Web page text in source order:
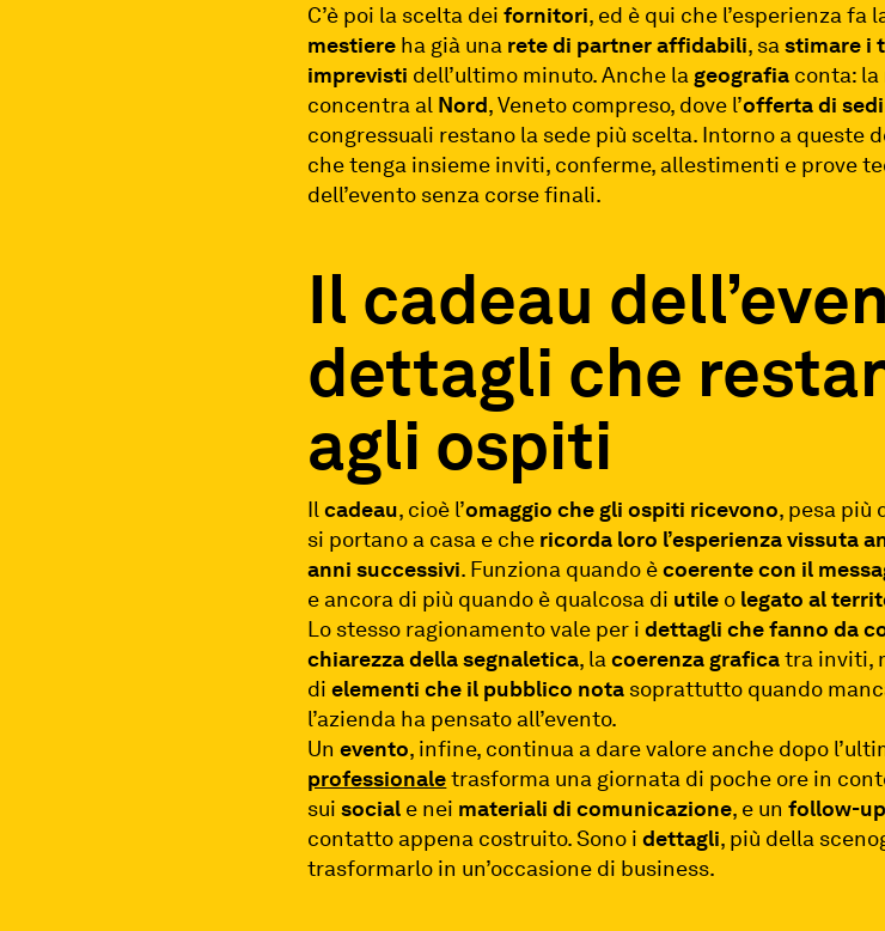
C’è poi la scelta deifornitori, ed è qui che l’esperienza fa
mestiere ha già una rete di partner affidabili, sastimare i
imprevisti dell’ultimo minuto. Anche la geografia conta:
concentra al Nord, Veneto compreso, dove l’offerta di
congressuali restano la sede più scelta. Intorno a queste
che tenga insieme inviti, conferme, allestimenti e prove
dell’evento senza corse finali.
Il cadeau
dettagli che
agli ospiti
Ilcadeau, cioè l’omaggio che gli ospiti ricevono, pesa più
si portano a casa e che ricorda loro l’esperienza vissuta
anni successivi. Funziona quando ècoerente con il
e ancora di più quando è qualcosa di utile o legato al
Lo stesso ragionamento vale per idettagli che fanno da
chiarezza della segnaletica, lacoerenza graficatra inviti,
di elementi che il pubblico nota soprattutto quando
l’azienda ha pensato all’evento.
Unevento, infine, continua a dare valore anche dopo
professionaletrasforma una giornata di poche ore in
suisocial e nei materiali di comunicazione, e unfollow-
contatto appena costruito. Sono idettagli, più della
trasformarlo in un’occasione di business.